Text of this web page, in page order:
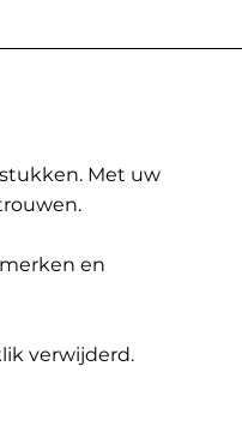
Met uw
en
verwijderd.